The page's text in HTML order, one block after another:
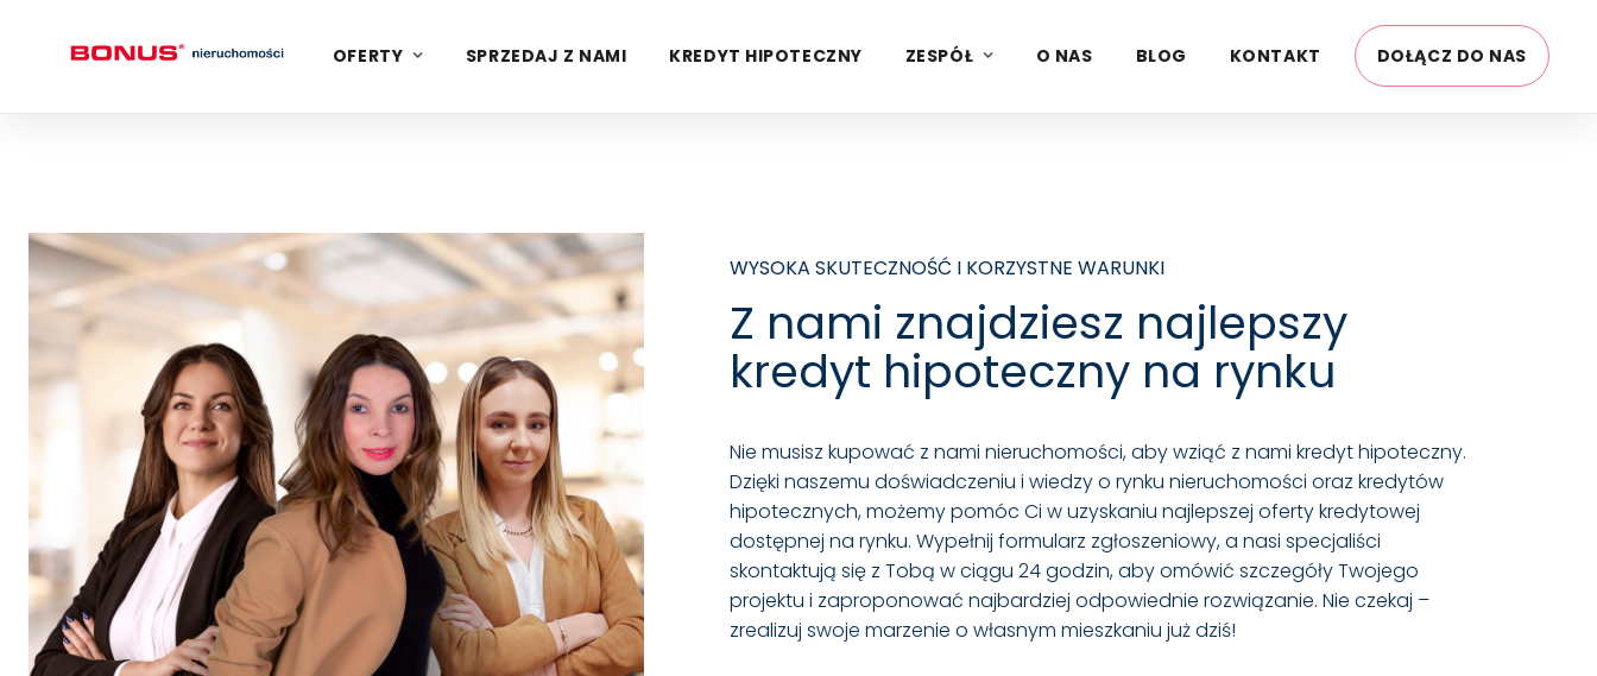
OFERTY SPRZEDAJ Z NAMI KREDYT HIPOTECZNY ZESPÓŁ O NAS BLOG KONTAKT DOŁĄCZ DO NAS
RAZEM DOTRZEMY DO TWOJEGO WYMARZONEGO MIEJSCA
WYSOKA SKUTECZNOŚĆ I KORZYSTNE WARUNKI
Z nami znajdziesz najlepszy
kredyt hipoteczny na rynku
Nie musisz kupować z nami nieruchomości, aby wziąć z nami kredyt hipoteczny.
Dzięki naszemu doświadczeniu i wiedzy o rynku nieruchomości oraz kredytów
hipotecznych, możemy pomóc Ci w uzyskaniu najlepszej oferty kredytowej
dostępnej na rynku. Wypełnij formularz zgłoszeniowy, a nasi specjaliści
skontaktują się z Tobą w ciągu 24 godzin, aby omówić szczegóły Twojego
projektu i zaproponować najbardziej odpowiednie rozwiązanie. Nie czekaj –
zrealizuj swoje marzenie o własnym mieszkaniu już dziś!